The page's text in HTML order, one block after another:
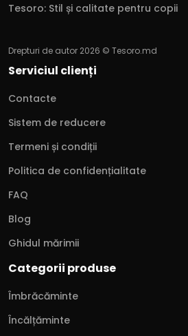
Tesoro: Stil și calitate pentru copii
Drepturi de autor 2026 © Tesoro.md
Serviciul clienți
Contacte
Sistem de reducere
Termeni și condiții
Politica de confidențialitate
FAQ
Blog
Ghidul mărimii
Categorii produse
Îmbrăcăminte
Încălțăminte